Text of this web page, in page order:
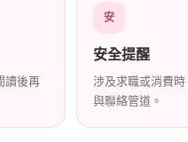
讀後再
安
安全提醒
涉及求職或消費
與聯絡管道。